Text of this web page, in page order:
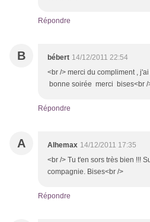
Répondre
B bébert 14/12/2011 22:54
<br /> merci du compliment ,
bonne soirée merci bises<br /
Répondre
A Alhemax 14/12/2011 17:35
<br /> Tu t'en sors très bien !!!
compagnie. Bises<br />
Répondre